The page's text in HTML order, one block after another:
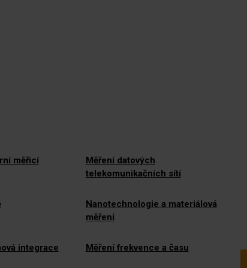
měřicí
Měření datových
telekomunikačních sítí
Nanotechnologie a materiálová
měření
integrace Měření frekvence a času